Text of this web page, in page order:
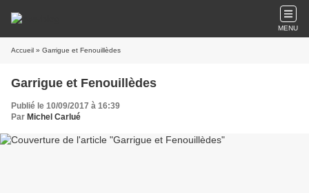
MENU
Accueil » Garrigue et Fenouillèdes
Garrigue et Fenouillèdes
Publié le 10/09/2017 à 16:39
Par Michel Carlué